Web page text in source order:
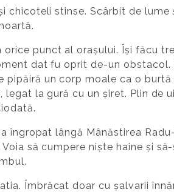
chicoteli stinse. Scârbit de lume
punct al orașului. Își făcu
dat fu oprit de-un obstacol.
pipăiră un corp moale ca o burtă
la gură cu un șiret. Plin de
lângă Mânăstirea Radu-
să cumpere niște haine și să-
Îmbrăcat doar cu șalvarii